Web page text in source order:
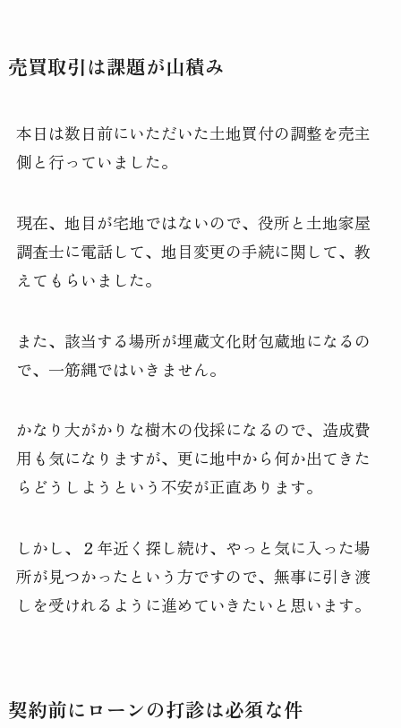
売買取引は課題が山積み
本日は数日前にいただいた土地買付の調整を売主
側と行っていました。
現在、地目が宅地ではないので、役所と土地家屋
調査士に電話して、地目変更の手続に関して、教
えてもらいました。
また、該当する場所が埋蔵文化財包蔵地になるの
で、一筋縄ではいきません。
かなり大がかりな樹木の伐採になるので、造成費
用も気になりますが、更に地中から何か出てきた
らどうしようという不安が正直あります。
しかし、２年近く探し続け、やっと気に入った場
所が見つかったという方ですので、無事に引き渡
しを受けれるように進めていきたいと思います。
契約前にローンの打診は必須な件